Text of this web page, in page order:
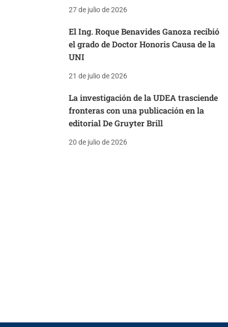
27 de julio de 2026
El Ing. Roque Benavides Ganoza recibió
el grado de Doctor Honoris Causa de la
UNI
21 de julio de 2026
La investigación de la UDEA trasciende
fronteras con una publicación en la
editorial De Gruyter Brill
20 de julio de 2026